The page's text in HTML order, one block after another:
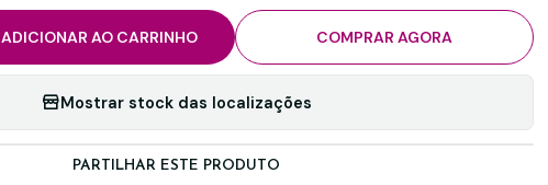
ADICIONAR AO CARRINHO COMPRAR AGORA
Mostrar stock das localizações
PARTILHAR ESTE PRODUTO